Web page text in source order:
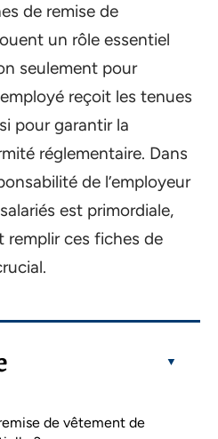
de remise de
un rôle essentiel
seulement pour
reçoit les tenues
pour garantir la
réglementaire. Dans
de l’employeur
est primordiale,
ces fiches de
de vêtement de